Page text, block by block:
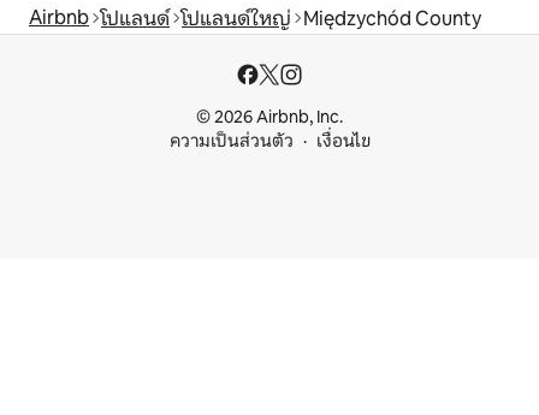
Airbnb โปแลนด์ โปแลนด์ใหญ่ Międzychód County
© 2026 Airbnb, Inc.
ความเป็นส่วนตัว
เงื่อนไข